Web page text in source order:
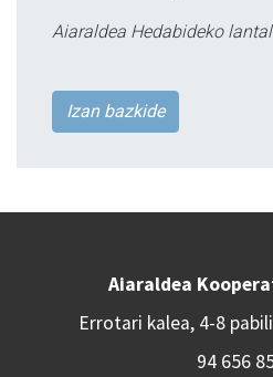
Aiaraldea Hedabideko
Izan bazkide
Aiaraldea
Errotari kalea, 4-8
94 656